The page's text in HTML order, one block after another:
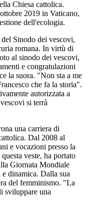
Chiesa cattolica.
2019 in Vaticano,
dell'ecologia.
Sinodo dei vescovi,
romana. In virtù di
al sinodo dei vescovi,
e congratulazioni
la suora. "Non sta a me
che fa la storia".
autorizzata a
si terrà
una carriera di
Dal 2008 al
e vocazioni presso la
veste, ha portato
Giornata Mondiale
dinamica. Dalla sua
del femminismo. "La
sviluppare una